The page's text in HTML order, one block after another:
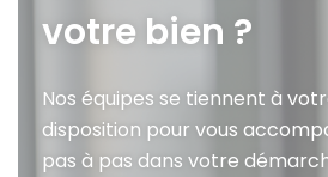
votre bien ?
Nos équipes se tiennent à
disposition pour vous
pas à pas dans votre